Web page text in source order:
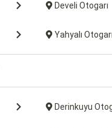
Develi Otogarı
Yahyalı Otogarı
Derinkuyu